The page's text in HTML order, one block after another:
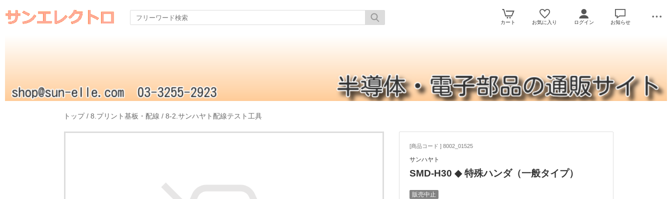
カート お気に入り ログイン お知らせ
トップ/ 8.プリント基板・配線 / 8-2.サンハヤト配線テスト工具
[商品コード ] 8002_01525
サンハヤト
SMD-H30 ◆ 特殊ハンダ（一般タイプ）
販売中止